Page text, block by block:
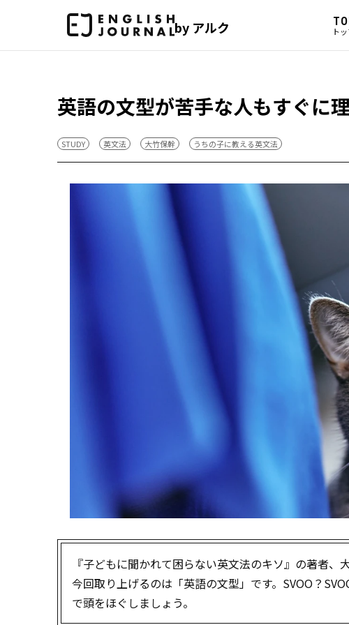
by アルク ト
英語の文型が苦手な人もすぐに
STUDY 英文法 大竹保幹 うちの子に教える英文法
『子どもに聞かれて困らない英文法のキソ』の著者
今回取り上げるのは「英語の文型」です。SVOO？
で頭をほぐしましょう。